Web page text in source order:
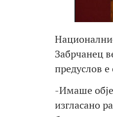
Забрчанец
предуслов
-Имаше
изгласано